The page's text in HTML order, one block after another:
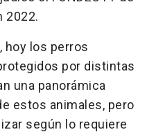
2022.
hoy los perros
por distintas
una panorámica
estos animales, pero
según lo requiere